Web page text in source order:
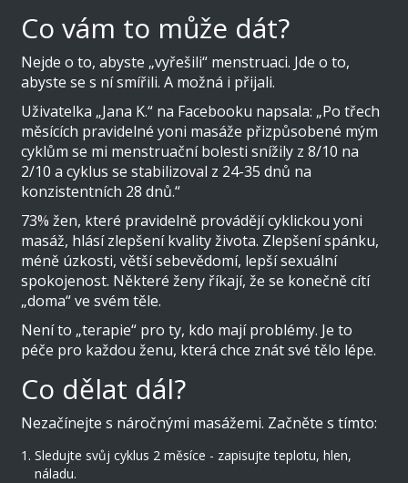
Co vám to může dát?
Nejde o to, abyste „vyřešili“ menstruaci. Jde o to,
abyste se s ní smířili. A možná i přijali.
Uživatelka „Jana K.“ na Facebooku napsala: „Po třech
měsících pravidelné yoni masáže přizpůsobené mým
cyklům se mi menstruační bolesti snížily z 8/10 na
2/10 a cyklus se stabilizoval z 24-35 dnů na
konzistentních 28 dnů.“
73% žen, které pravidelně provádějí cyklickou yoni
masáž, hlásí zlepšení kvality života. Zlepšení spánku,
méně úzkosti, větší sebevědomí, lepší sexuální
spokojenost. Některé ženy říkají, že se konečně cítí
„doma“ ve svém těle.
Není to „terapie“ pro ty, kdo mají problémy. Je to
péče pro každou ženu, která chce znát své tělo lépe.
Co dělat dál?
Nezačínejte s náročnými masážemi. Začněte s tímto:
Sledujte svůj cyklus 2 měsíce - zapisujte teplotu, hlen,
náladu.